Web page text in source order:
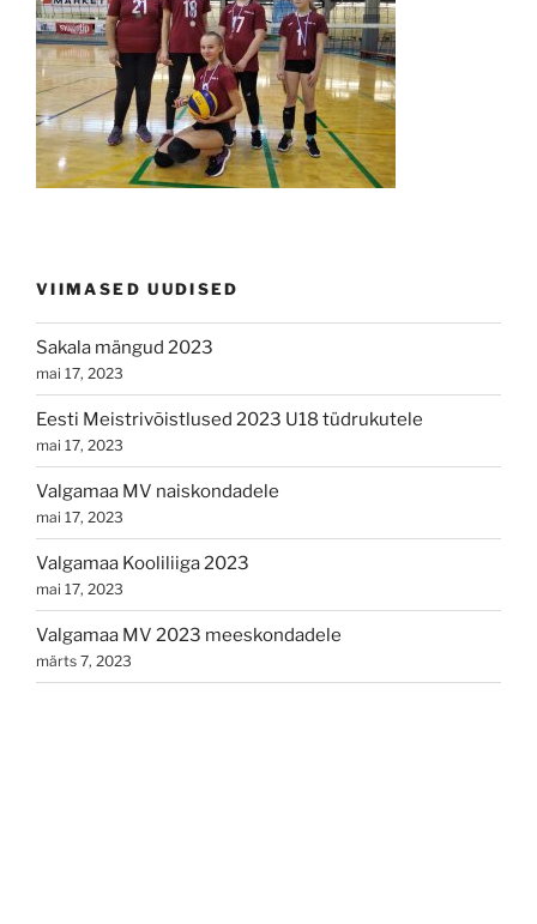
VIIMASED UUDISED
Sakala mängud 2023
mai 17, 2023
Eesti Meistrivõistlused 2023 U18 tüdrukutele
mai 17, 2023
Valgamaa MV naiskondadele
mai 17, 2023
Valgamaa Kooliliiga 2023
mai 17, 2023
Valgamaa MV 2023 meeskondadele
märts 7, 2023